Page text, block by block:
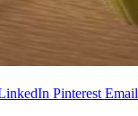
Pinterest Email